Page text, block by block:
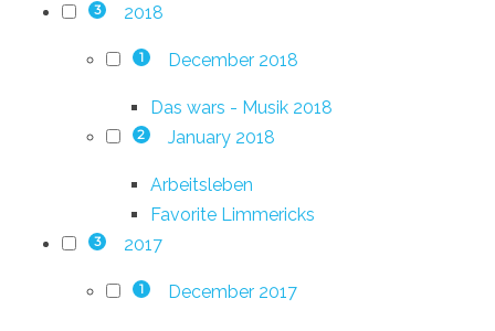
3 2018
1 December 2018
Das wars - Musik 2018
2 January 2018
Arbeitsleben
Favorite Limmericks
3 2017
1 December 2017